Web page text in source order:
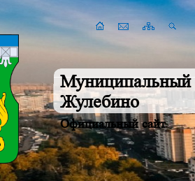
Муниципальный
Жулебино
Официальный сайт